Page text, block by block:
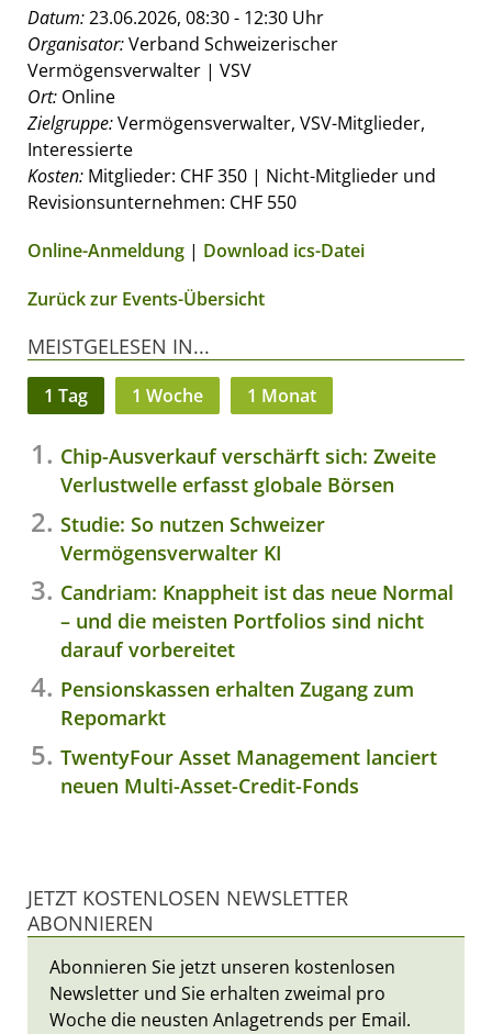
Datum:23.06.2026, 08:30 - 12:30 Uhr
Organisator:Verband Schweizerischer
Vermögensverwalter | VSV
Ort: Online
Zielgruppe:Vermögensverwalter, VSV-Mitglieder,
Interessierte
Kosten: Mitglieder: CHF 350 | Nicht-Mitglieder und
Revisionsunternehmen: CHF 550
Online-Anmeldung | Download ics-Datei
Zurück zur Events-Übersicht
MEISTGELESEN IN...
1 Tag 1 Woche 1 Monat
Chip-Ausverkauf verschärft sich: Zweite
Verlustwelle erfasst globale Börsen
Studie: So nutzen Schweizer
Vermögensverwalter KI
Candriam: Knappheit ist das neue Normal
– und die meisten Portfolios sind nicht
darauf vorbereitet
Pensionskassen erhalten Zugang zum
Repomarkt
TwentyFour Asset Management lanciert
neuen Multi-Asset-Credit-Fonds
JETZT KOSTENLOSEN NEWSLETTER
ABONNIEREN
Abonnieren Sie jetzt unseren kostenlosen
Newsletter und Sie erhalten zweimal pro
Woche die neusten Anlagetrends per Email.